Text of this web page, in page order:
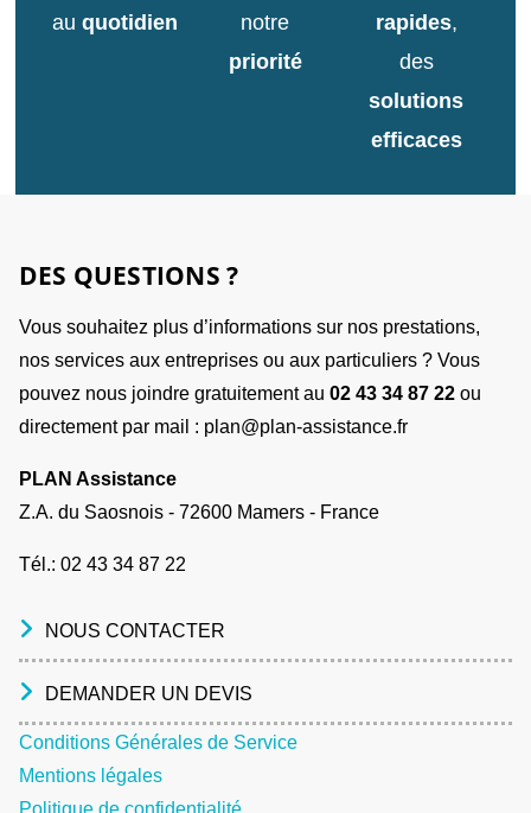
au quotidien
notre
priorité
rapides,
des
solutions
efficaces
DES QUESTIONS ?
Vous souhaitez plus d’informations sur nos prestations,
nos services aux entreprises ou aux particuliers ? Vous
pouvez nous joindre gratuitement au 02 43 34 87 22 ou
directement par mail : plan@plan-assistance.fr
PLAN Assistance
Z.A. du Saosnois - 72600 Mamers - France
Tél.: 02 43 34 87 22
NOUS CONTACTER
DEMANDER UN DEVIS
Conditions Générales de Service
Mentions légales
Politique de confidentialité